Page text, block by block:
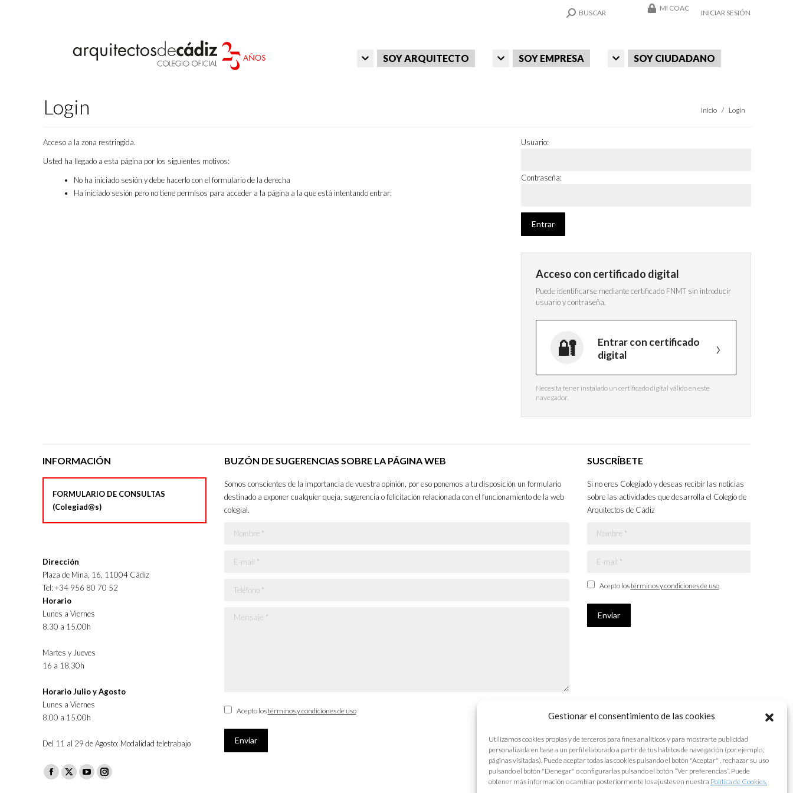
Gestionar el consentimiento de las cookies
Utilizamos cookies propias y de terceros para fines analíticos y para mostrarte publicidad
personalizada en base a un perfil elaborado a partir de tus hábitos de navegación (por ejemplo,
páginas visitadas). Puede aceptar todas las cookies pulsando el botón "Aceptar" , rechazar su uso
pulsando el botón "Denegar" o configurarlas pulsando el botón “Ver preferencias”. Puede
obtener más información o cambiar posteriormente los ajustes en nuestra Política de Cookies.
SEARCH:
BUSCAR
MI COAC
INICIAR SESIÓN
SOY ARQUITECTO SOY EMPRESA SOY CIUDADANO
Login Estás aquí:
Inicio Login
Acceso a la zona restringida.
Usted ha llegado a esta página por los siguientes motivos:
No ha iniciado sesión y debe hacerlo con el formulario de la derecha
Ha iniciado sesión pero no tiene permisos para acceder a la página a la que está intentando entrar:
Usuario:
Contraseña:
Acceso con certificado digital
Puede identificarse mediante certificado FNMT sin introducir
usuario y contraseña.
Entrar con certificado
digital
Necesita tener instalado un certificado digital válido en este
navegador.
INFORMACIÓN
FORMULARIO DE CONSULTAS
(Colegiad@s)
Dirección
Plaza de Mina, 16, 11004 Cádiz
Tel: +34 956 80 70 52
Horario
Lunes a Viernes
8.30 a 15.00h
Martes y Jueves
16 a 18.30h
Horario Julio y Agosto
Lunes a Viernes
8.00 a 15.00h
Del 11 al 29 de Agosto: Modalidad teletrabajo
Facebook
X
YouTubeInstagram
BUZÓN DE SUGERENCIAS SOBRE LA PÁGINA WEB
Somos conscientes de la importancia de vuestra opinión, por eso ponemos a tu disposición un formulario
destinado a exponer cualquier queja, sugerencia o felicitación relacionada con el funcionamiento de la web
colegial.
Nombre *
E-mail *
Teléfono *
Mensaje *
Acepto lostérminos y condiciones de uso
Enviar
SUSCRÍBETE
Si no eres Colegiado y deseas recibir las noticias
sobre las actividades que desarrolla el Colegio de
Arquitectos de Cádiz
Nombre *
E-mail *
Acepto lostérminos y condiciones de uso
Enviar